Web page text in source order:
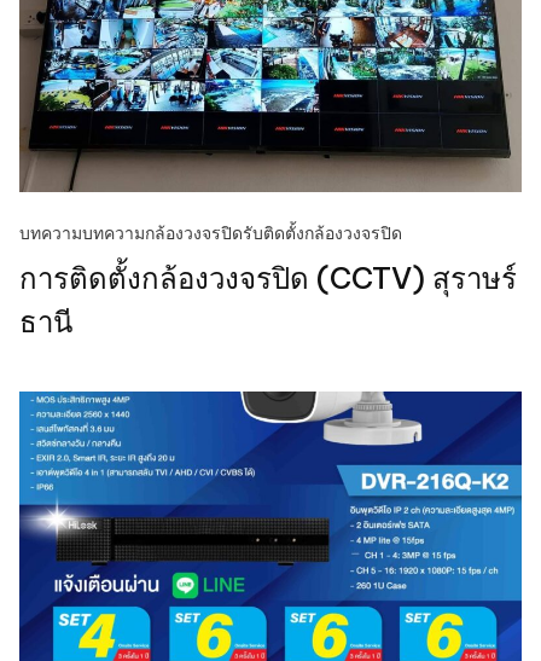
บทความบทความกล้องวงจรปิดรับติดตั้งกล้องวงจรปิด
การติดตั้งกล้องวงจรปิด (CCTV) สุราษร์
ธานี